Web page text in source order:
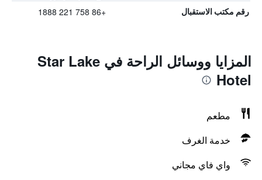
رقم مكتب الاستقبال +86 758 221 1888
المزايا ووسائل الراحة في Star Lake
Hotel
مطعم
خدمة الغرف
واي فاي مجاني